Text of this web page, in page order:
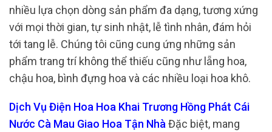
nhiều lựa chọn dòng sản phẩm đa dạng, tương xứng
với mọi thời gian, tự sinh nhật, lễ tình nhân, đám hỏi
tới tang lễ. Chúng tôi cũng cung ứng những sản
phẩm trang trí không thể thiếu cũng như lẵng hoa,
chậu hoa, bình đựng hoa và các nhiều loại hoa khô.
Dịch Vụ Điện Hoa Hoa Khai Trương Hồng Phát Cái
Nước Cà Mau Giao Hoa Tận Nhà Đặc biệt, mang